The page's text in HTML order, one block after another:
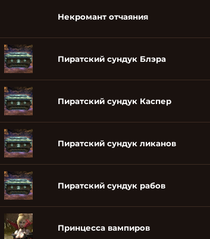
Некромант отчаяния
Пиратский сундук Блэра
Пиратский сундук Каспер
Пиратский сундук ликанов
Пиратский сундук рабов
Принцесса вампиров